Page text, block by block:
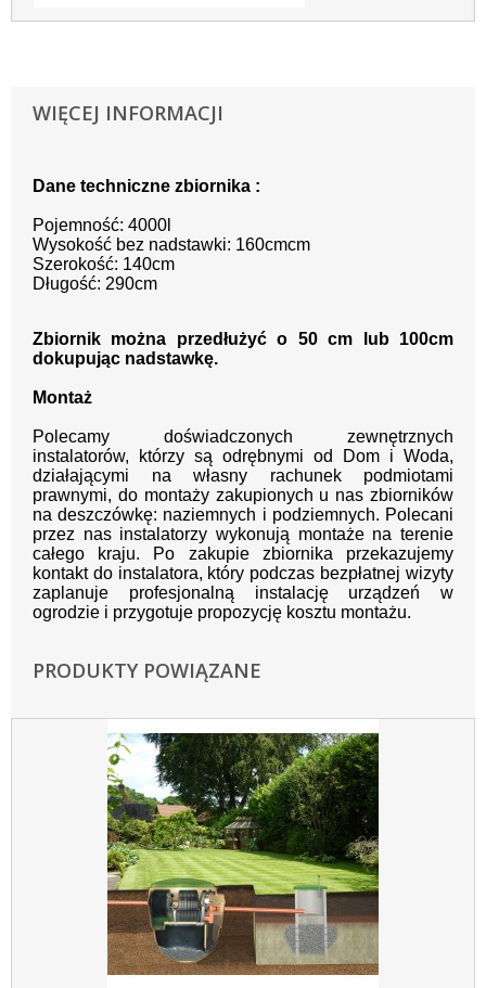
WIĘCEJ INFORMACJI
Dane techniczne zbiornika :
Pojemność: 4000l
Wysokość bez nadstawki: 160cmcm
Szerokość: 140cm
Długość: 290cm
Zbiornik można przedłużyć o 50 cm lub 100cm
dokupując nadstawkę.
Montaż
Polecamy doświadczonych zewnętrznych
instalatorów, którzy są odrębnymi od Dom i Woda,
działającymi na własny rachunek podmiotami
prawnymi, do montaży zakupionych u nas zbiorników
na deszczówkę: naziemnych i podziemnych. Polecani
przez nas instalatorzy wykonują montaże na terenie
całego kraju. Po zakupie zbiornika przekazujemy
kontakt do instalatora, który podczas bezpłatnej wizyty
zaplanuje profesjonalną instalację urządzeń w
ogrodzie i przygotuje propozycję kosztu montażu.
PRODUKTY POWIĄZANE